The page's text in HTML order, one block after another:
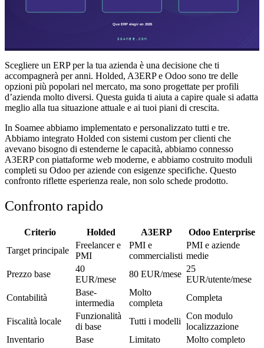
Scegliere un ERP per la tua azienda è una decisione che ti
accompagnerà per anni. Holded, A3ERP e Odoo sono tre delle
opzioni più popolari nel mercato, ma sono progettate per profili
d’azienda molto diversi. Questa guida ti aiuta a capire quale si adatta
meglio alla tua situazione attuale e ai tuoi piani di crescita.
In Soamee abbiamo implementato e personalizzato tutti e tre.
Abbiamo integrato Holded con sistemi custom per clienti che
avevano bisogno di estenderne le capacità, abbiamo connesso
A3ERP con piattaforme web moderne, e abbiamo costruito moduli
completi su Odoo per aziende con esigenze specifiche. Questo
confronto riflette esperienza reale, non solo schede prodotto.
Confronto rapido
Criterio Holded A3ERP
Odoo Enterprise
Target principale
Freelancer e
PMI
PMI e
commercialisti
PMI e aziende
medie
Prezzo base
40
EUR/mese
80 EUR/mese
25
EUR/utente/mese
Contabilità
Base-
intermedia
Molto
completa
Completa
Fiscalità locale
Funzionalità
di base
Tutti i modelli
Con modulo
localizzazione
Inventario
Base Limitato
Molto completo